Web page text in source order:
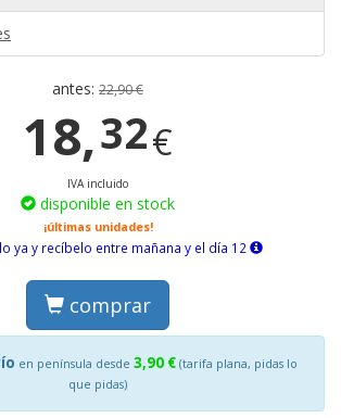
antes: 22,90 €
18,32€
IVA incluido
disponible en stock
¡últimas unidades!
ya y recíbelo entre mañana y el día 12
comprar
en península desde 3,90 € (tarifa plana, pidas lo
que pidas)